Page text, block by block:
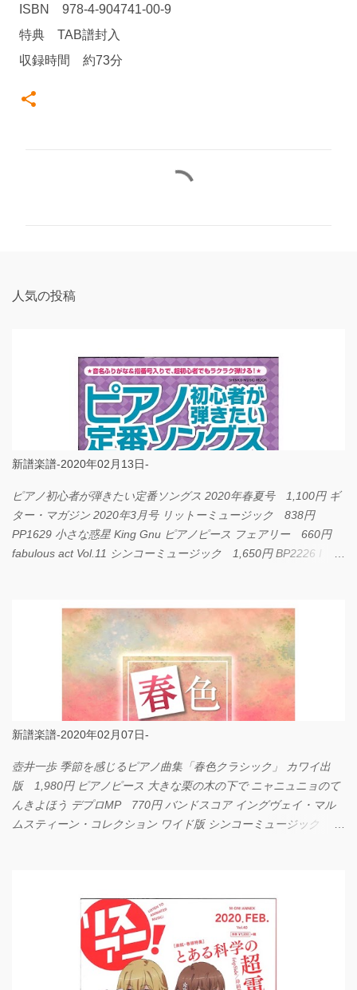
ISBN 978-4-904741-00-9
特典 TAB譜封入
収録時間 約73分
人気の投稿
新譜楽譜-2020年02月13日-
ピアノ初心者が弾きたい定番ソングス 2020年春夏号 1,100円 ギ
ター・マガジン 2020年3月号 リットーミュージック 838円
PP1629 小さな惑星 King Gnu ピアノピース フェアリー 660円
fabulous act Vol.11 シンコーミュージック 1,650円 BP2226 I
新譜楽譜-2020年02月07日-
壺井一歩 季節を感じるピアノ曲集「春色クラシック」 カワイ出
版 1,980円 ピアノピース 大きな栗の木の下で ニャニュニョのて
んきよほう デプロMP 770円 バンドスコア イングヴェイ・マル
ムスティーン・コレクション ワイド版 シンコーミュージック